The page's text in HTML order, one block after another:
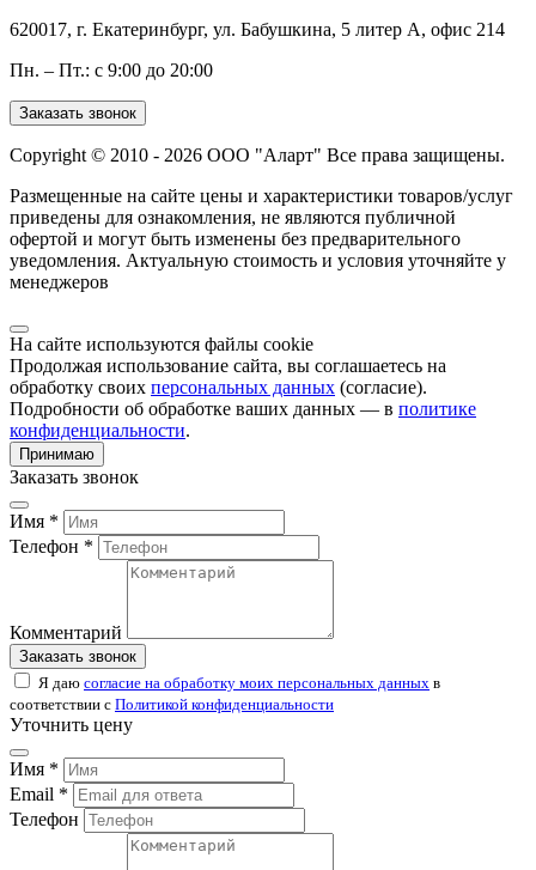
620017, г. Екатеринбург, ул. Бабушкина, 5 литер А, офис 214
Пн. – Пт.: с 9:00 до 20:00
Заказать звонок
Copyright © 2010 - 2026 ООО "Аларт" Все права защищены.
Размещенные на сайте цены и характеристики товаров/услуг
приведены для ознакомления, не являются публичной
офертой и могут быть изменены без предварительного
уведомления. Актуальную стоимость и условия уточняйте у
менеджеров
На сайте используются файлы cookie
Продолжая использование сайта, вы соглашаетесь на
обработку своих персональных данных (согласие).
Подробности об обработке ваших данных — в политике
конфиденциальности.
Принимаю
Заказать звонок
Имя *
Телефон *
Комментарий
Заказать звонок
Я даю согласие на обработку моих персональных данных в
соответствии с Политикой конфиденциальности
Уточнить цену
Имя *
Email *
Телефон